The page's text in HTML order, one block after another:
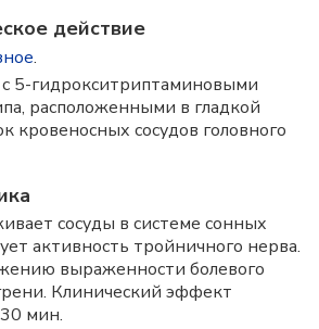
действие
.
5-гидрокситриптаминовыми
расположенными в гладкой
кровеносных сосудов головного
сосуды в системе сонных
активность тройничного нерва.
выраженности болевого
Клинический эффект
мин.